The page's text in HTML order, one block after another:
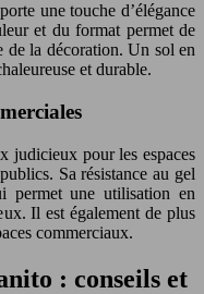
une touche d’élégance
et du format permet de
de la décoration. Un sol en
et durable.
judicieux pour les espaces
Sa résistance au gel
permet une utilisation en
Il est également de plus
commerciaux.
: conseils et